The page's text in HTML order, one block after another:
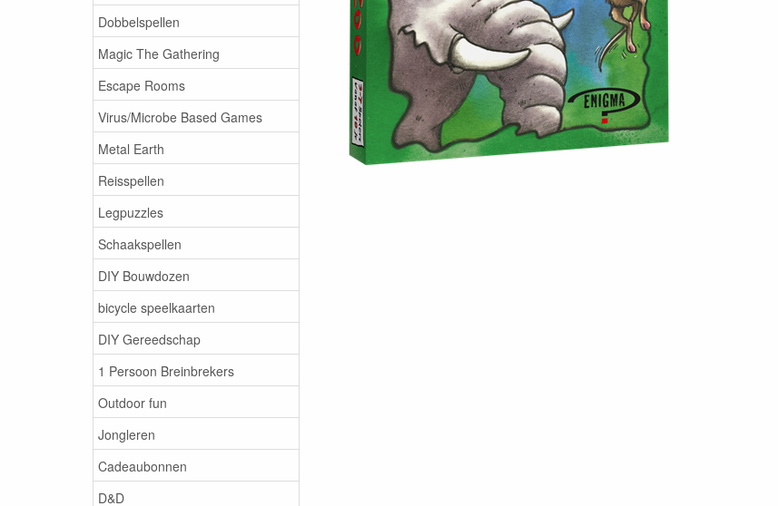
Dobbelspellen
Magic The Gathering
Escape Rooms
Virus/Microbe Based Games
Metal Earth
Reisspellen
Legpuzzles
Schaakspellen
DIY Bouwdozen
bicycle speelkaarten
DIY Gereedschap
1 Persoon Breinbrekers
Outdoor fun
Jongleren
Cadeaubonnen
D&D